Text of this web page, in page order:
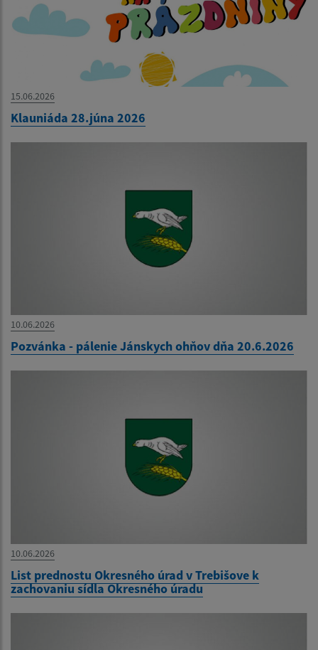
15.06.2026
Klauniáda 28.júna 2026
10.06.2026
Pozvánka - pálenie Jánskych ohňov dňa 20.6.2026
10.06.2026
List prednostu Okresného úrad v Trebišove k
zachovaniu sídla Okresného úradu